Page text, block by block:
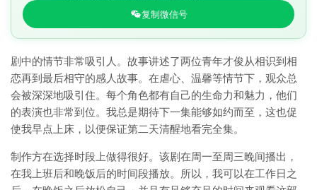
复制微信号
剧中的情节非常吸引人。故事讲述了两位青年才俊从相识到相
恋再到最后相守的感人故事。在虐心、温馨等情节下，观众总
会被深深地吸引住。每个角色都有自己的生命力和魅力，他们
的表演也非常到位。我总是期待下一集能够如约而至，这也促
使我早点上床，以便保证第二天清醒地看完全集。
制作方在选择时段上做得很好。该剧在周一至周三晚间播出，
在我上班后和晚饭后的时间段播放。所以，我可以在工作日之